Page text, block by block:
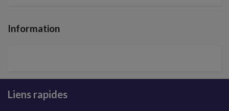
Information
Liens rapides